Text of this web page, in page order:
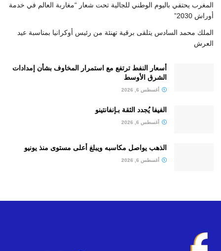
المغرب يحتفي باليوم الوطني للجالية تحت شعار “مغاربة العالم في خدمة
أوراش 2030”
الملك محمد السادس يتلقى برقية تهنئة من رئيس أوكرانيا بمناسبة عيد
العرش
أسعار النفط ترتفع مع استمرار المخاوف بشأن إمدادات
الشرق الأوسط
أغسطس 6, 2026
الفيفا يُجدد الثقة بـإنفانتينو
أغسطس 6, 2026
الذهب يواصل مكاسبه ويبلغ أعلى مستوى منذ يونيو
أغسطس 6, 2026